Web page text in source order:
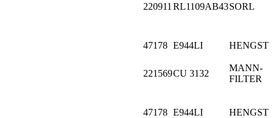
220911 RL1109AB43SORL
47178 E944LI HENGST
221569CU 3132
MANN-
FILTER
47178 E944LI HENGST